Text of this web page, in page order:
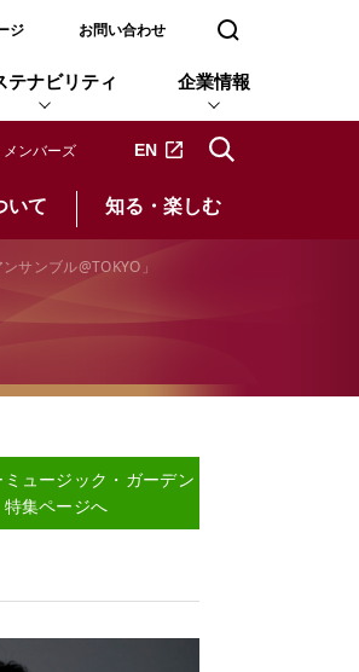
で開く
ジ お問い合わせ 検索窓を開く
テナビリティ 企業情報
メンバーズ EN新しいタブで開きます
いて 知る・楽しむ
ンブル@TOKYO」
ュージック・ガーデン
特集ページへ